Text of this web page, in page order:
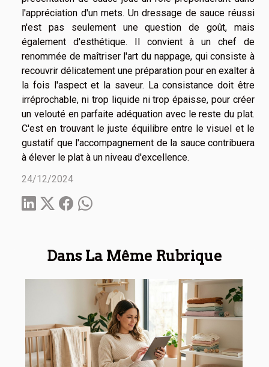
Dans La Même Rubrique
l'appréciation d'un mets. Un dressage de sauce réussi
n'est pas seulement une question de goût, mais
également d'esthétique. Il convient à un chef de
renommée de maîtriser l'art du nappage, qui consiste à
recouvrir délicatement une préparation pour en exalter à
la fois l'aspect et la saveur. La consistance doit être
irréprochable, ni trop liquide ni trop épaisse, pour créer
un velouté en parfaite adéquation avec le reste du plat.
C'est en trouvant le juste équilibre entre le visuel et le
gustatif que l'accompagnement de la sauce contribuera
à élever le plat à un niveau d'excellence.
24/12/2024